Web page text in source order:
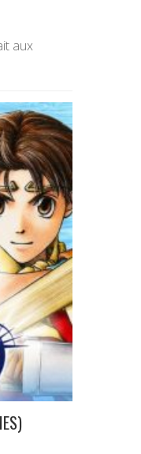
aux